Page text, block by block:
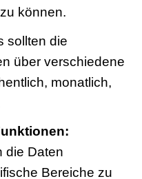
können.
sollten die
über verschiedene
monatlich,
die Daten
Bereiche zu